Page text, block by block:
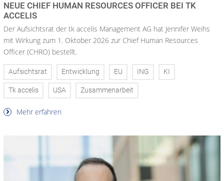
NEUE CHIEF HUMAN RESOURCES OFFICER BEI TK
ACCELIS
Der Aufsichtsrat der tk accelis Management AG hat Jennifer Weihs
mit Wirkung zum 1. Oktober 2026 zur Chief Human Resources
Officer (CHRO) bestellt.
Aufsichtsrat Entwicklung EU ING KI
Tk accelis USA Zusammenarbeit
Mehr erfahren